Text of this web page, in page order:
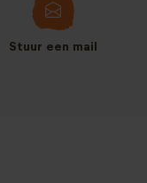
Stuur een mail